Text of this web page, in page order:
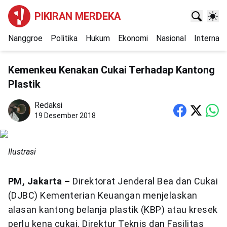
PIKIRAN MERDEKA
Nanggroe Politika Hukum Ekonomi Nasional
Kemenkeu Kenakan Cukai Terhadap Kantong
Plastik
Redaksi
19 Desember 2018
Ilustrasi
PM, Jakarta – Direktorat Jenderal Bea dan Cukai
(DJBC) Kementerian Keuangan menjelaskan
alasan kantong belanja plastik (KBP) atau kresek
perlu kena cukai. Direktur Teknis dan Fasilitas